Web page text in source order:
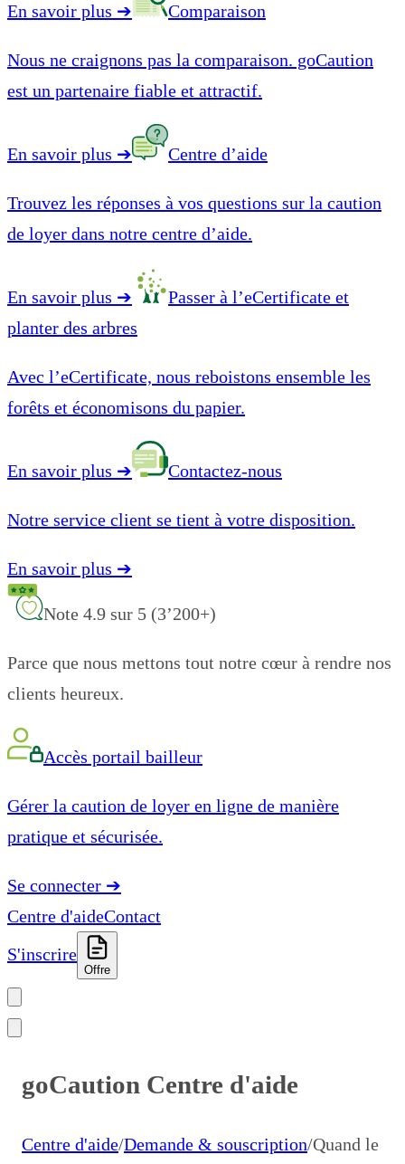
En savoir plus ➔ Comparaison
Nous ne craignons pas la comparaison. goCaution
est un partenaire fiable et attractif.
En savoir plus ➔ Centre d’aide
Trouvez les réponses à vos questions sur la caution
de loyer dans notre centre d’aide.
En savoir plus ➔
Passer à l’eCertificate et
planter des arbres
Avec l’eCertificate, nous reboistons ensemble les
forêts et économisons du papier.
En savoir plus ➔ Contactez-nous
Notre service client se tient à votre disposition.
En savoir plus ➔
Note 4.9 sur 5 (3’200+)
Parce que nous mettons tout notre cœur à rendre nos
clients heureux.
Accès portail bailleur
Gérer la caution de loyer en ligne de manière
pratique et sécurisée.
Se connecter ➔
Centre d'aideContact
S'inscrire
Offre
goCaution Centre d'aide
Centre d'aide/Demande & souscription/Quand le